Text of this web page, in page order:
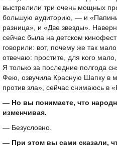
выстрелили три очень мощных
большую аудиторию, — и
разница», и «Две звезды».
сейчас была на детском
говорили: вот, почему же так
отвечаю: простите, для кого
Я только за последние полгода
Фею, озвучила Красную Шапку в
против зла», сейчас снимаюсь в
— Но вы понимаете, что
изменчивая.
— Безусловно.
— При этом вы сами сказали,